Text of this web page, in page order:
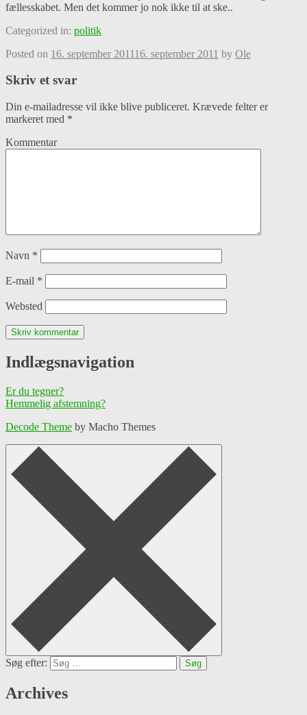
fællesskabet. Men det kommer jo nok ikke til at ske..
Categorized in: politik
Posted on 16. september 201116. september 2011 by Ole
Skriv et svar
Din e-mailadresse vil ikke blive publiceret. Krævede felter er
markeret med *
Kommentar
Navn *
E-mail *
Websted
Indlægsnavigation
Er du tegner?
Hemmelig afstemning?
Decode Theme by Macho Themes
Søg efter:
Archives